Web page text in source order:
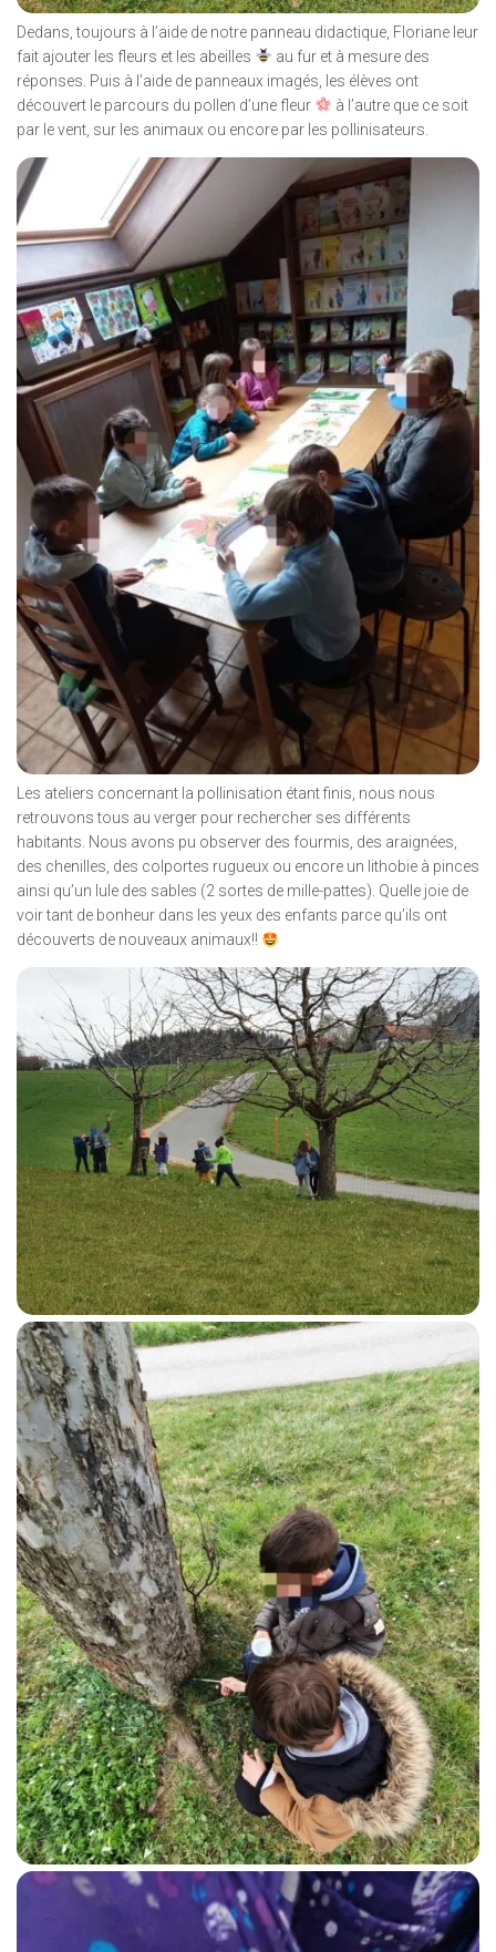
Dedans, toujours à l’aide de notre panneau didactique, Floriane leur
fait ajouter les fleurs et les abeilles
au fur et à mesure des
réponses. Puis à l’aide de panneaux imagés, les élèves ont
découvert le parcours du pollen d’une fleur
à l’autre que ce soit
par le vent, sur les animaux ou encore par les pollinisateurs.
Les ateliers concernant la pollinisation étant finis, nous nous
retrouvons tous au verger pour rechercher ses différents
habitants. Nous avons pu observer des fourmis, des araignées,
des chenilles, des colportes rugueux ou encore un lithobie à pinces
ainsi qu’un lule des sables (2 sortes de mille-pattes). Quelle joie de
voir tant de bonheur dans les yeux des enfants parce qu’ils ont
découverts de nouveaux animaux!!